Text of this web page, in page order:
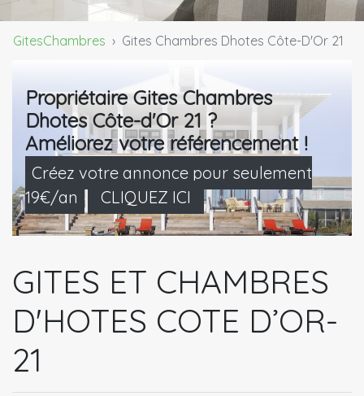
GitesChambres Gites Chambres Dhotes Côte-D'Or 21
Propriétaire Gites Chambres
Dhotes Côte-d'Or 21 ?
Améliorez votre référencement !
Créez votre annonce pour seulement
19€/an
CLIQUEZ ICI
GITES ET CHAMBRES
D'HOTES COTE D’OR-
21